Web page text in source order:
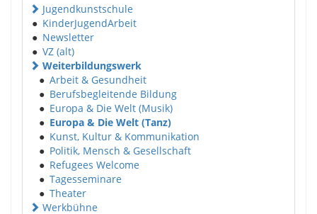
Jugendkunstschule
● KinderJugendArbeit
● Newsletter
● VZ (alt)
Weiterbildungswerk
● Arbeit & Gesundheit
● Berufsbegleitende Bildung
● Europa & Die Welt (Musik)
● Europa & Die Welt (Tanz)
● Kunst, Kultur & Kommunikation
● Politik, Mensch & Gesellschaft
● Refugees Welcome
● Tagesseminare
● Theater
Werkbühne